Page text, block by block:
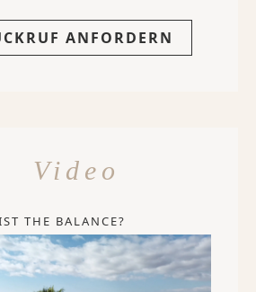
ANFORDERN
Video
THE BALANCE?